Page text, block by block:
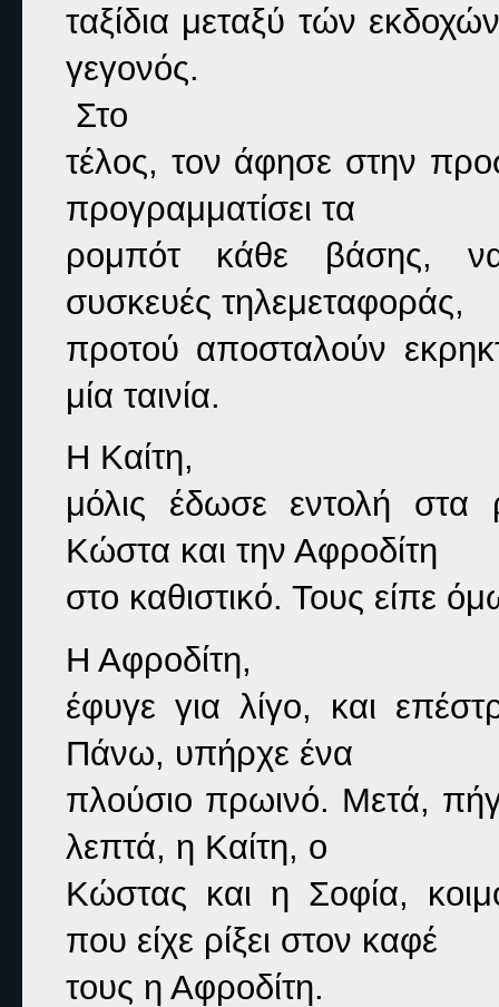
ταξίδια μεταξύ τών
γεγονός.
τέλος, τον άφησε στην
προγραμματίσει τα
ρομπότ κάθε βάσης, να
συσκευές τηλεμεταφοράς,
προτού αποσταλούν
μία ταινία.
Η Καίτη,
μόλις έδωσε εντολή στα
Κώστα και την Αφροδίτη
στο καθιστικό. Τους είπε
Η Αφροδίτη,
έφυγε για λίγο, και
Πάνω, υπήρχε ένα
πλούσιο πρωινό. Μετά,
λεπτά, η Καίτη, ο
Κώστας και η Σοφία,
που είχε ρίξει στον καφέ
τους η Αφροδίτη.